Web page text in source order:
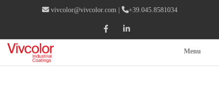
vivcolor@vivcolor.com | +39.045.8581034
Menu